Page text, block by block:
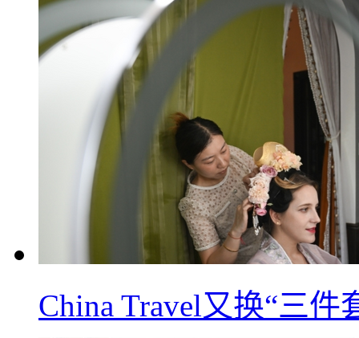
China Travel又换“三